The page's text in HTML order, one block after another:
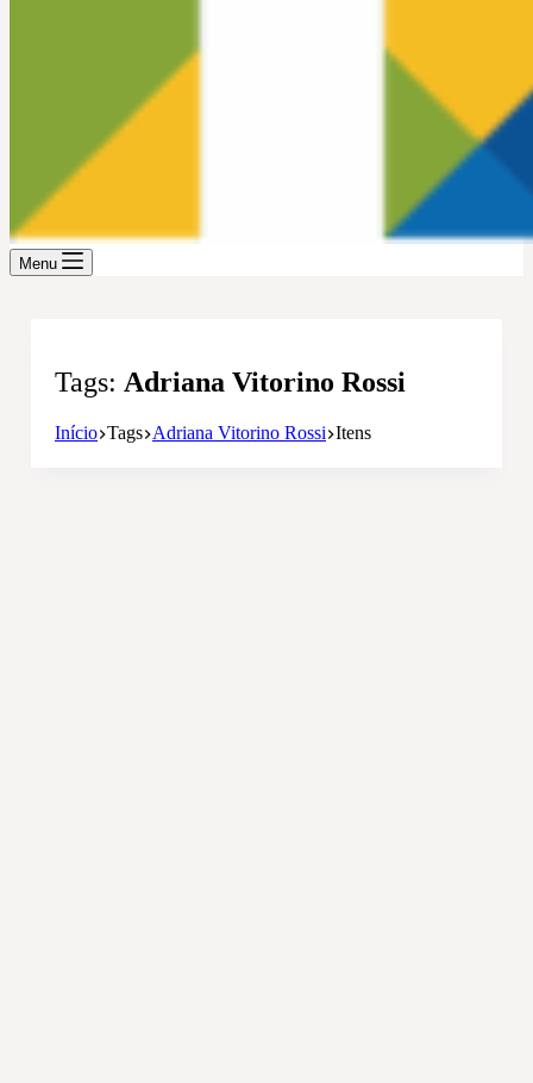
Menu
Tags Adriana Vitorino Rossi
Início Tags Adriana Vitorino Rossi Itens